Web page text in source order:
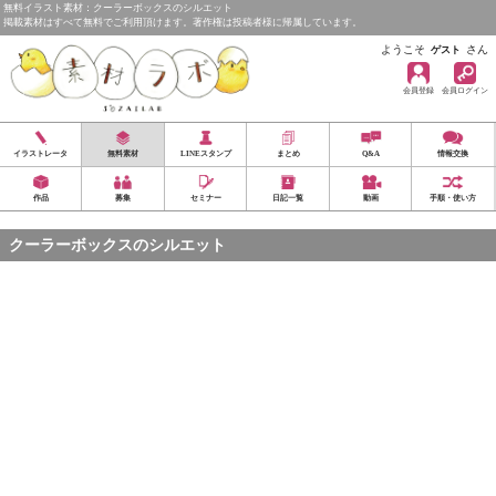
無料イラスト素材：クーラーボックスのシルエット
掲載素材はすべて無料でご利用頂けます。著作権は投稿者様に帰属しています。
ようこそ ゲスト さん
会員登録 会員ログイン
イラストレータ 無料素材 LINEスタンプ まとめ Q&A 情報交換
作品 募集 セミナー 日記一覧 動画 手順・使い方
クーラーボックスのシルエット